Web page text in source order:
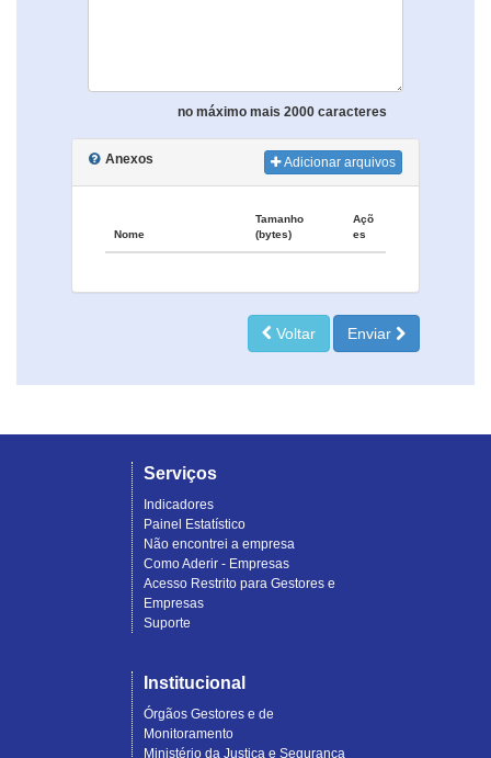
no máximo mais 2000 caracteres
Anexos Adicionar arquivos
Nome
Tamanho
(bytes)
Açõ
es
Voltar Enviar
Serviços
Indicadores
Painel Estatístico
Não encontrei a empresa
Como Aderir - Empresas
Acesso Restrito para Gestores e
Empresas
Suporte
Institucional
Órgãos Gestores e de
Monitoramento
Ministério da Justiça e Segurança